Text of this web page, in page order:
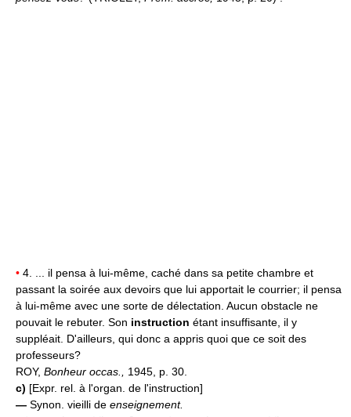
• 4. ... il pensa à lui-même, caché dans sa petite chambre et
passant la soirée aux devoirs que lui apportait le courrier; il pensa
à lui-même avec une sorte de délectation. Aucun obstacle ne
pouvait le rebuter. Son instruction étant insuffisante, il y
suppléait. D'ailleurs, qui donc a appris quoi que ce soit des
professeurs?
ROY, Bonheur occas., 1945, p. 30.
c) [Expr. rel. à l'organ. de l'instruction]
— Synon. vieilli de enseignement.